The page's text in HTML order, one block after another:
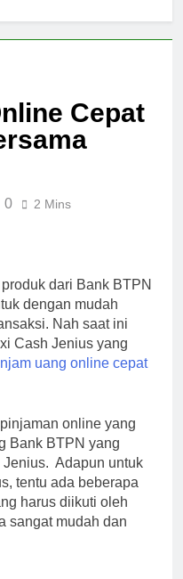
Cepat
0 2 Mins
dari Bank BTPN
dengan mudah
Nah saat ini
Cash Jenius yang
uang online cepat
online yang
Bank BTPN yang
Adapun untuk
tentu ada beberapa
harus diikuti oleh
sangat mudah dan